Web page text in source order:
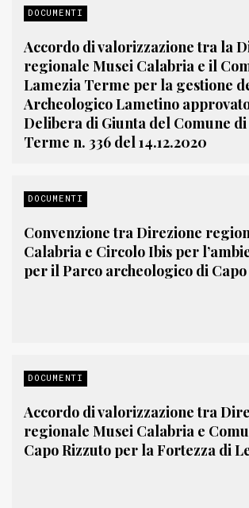
DOCUMENTI
Accordo di valorizzazione tra la
regionale Musei Calabria e il
Lamezia Terme per la gestione
Archeologico Lametino
Delibera di Giunta del Comune
Terme n. 336 del 14.12.2020
DOCUMENTI
Convenzione tra Direzione
Calabria e Circolo Ibis per
per il Parco archeologico di
DOCUMENTI
Accordo di valorizzazione tra
regionale Musei Calabria e
Capo Rizzuto per la Fortezza di